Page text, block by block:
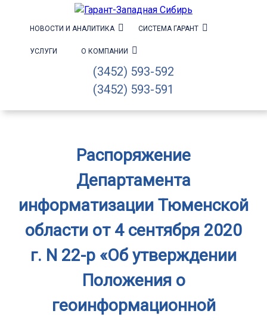
НОВОСТИ И АНАЛИТИКА СИСТЕМА ГАРАНТ
УСЛУГИ О КОМПАНИИ
(3452) 593-592
(3452) 593-591
Распоряжение
Департамента
информатизации Тюменской
области от 4 сентября 2020
г. N 22-р «Об утверждении
Положения о
геоинформационной